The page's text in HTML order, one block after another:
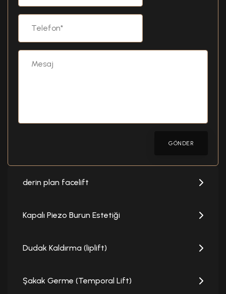
derin plan facelift
Kapalı Piezo Burun Estetiği
Dudak Kaldırma (liplift)
Şakak Germe (Temporal Lift)
GÖNDER